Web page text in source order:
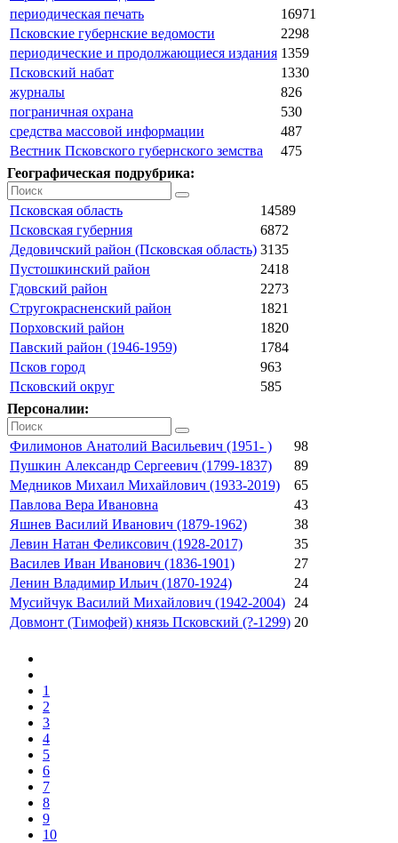
периодическая печать
16971
Псковские губернские ведомости
2298
периодические и продолжающиеся издания 1359
Псковский набат
1330
журналы
826
пограничная охрана
530
средства массовой информации
487
Вестник Псковского губернского земства
475
Географическая подрубрика:
Псковская область
14589
Псковская губерния
6872
Дедовичский район (Псковская область) 3135
Пустошкинский район
2418
Гдовский район
2273
Стругокрасненский район
1821
Порховский район
1820
Павский район (1946-1959)
1784
Псков город
963
Псковский округ
585
Персоналии:
Филимонов Анатолий Васильевич (1951- )
98
Пушкин Александр Сергеевич (1799-1837)
89
Медников Михаил Михайлович (1933-2019)
65
Павлова Вера Ивановна
43
Яшнев Василий Иванович (1879-1962)
38
Левин Натан Феликсович (1928-2017)
35
Василев Иван Иванович (1836-1901)
27
Ленин Владимир Ильич (1870-1924)
24
Мусийчук Василий Михайлович (1942-2004)
24
Довмонт (Тимофей) князь Псковский (?-1299) 20
1
2
3
4
5
6
7
8
9
10